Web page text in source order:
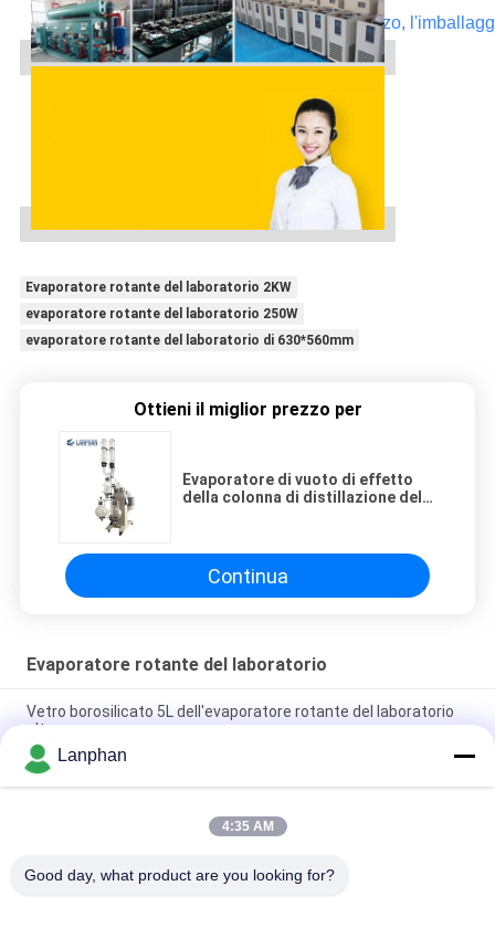
per maggiori informazioni circa il prezzo,
e lo sconto.
Evaporatore rotante del laboratorio 2KW
evaporatore rotante del laboratorio 250W
evaporatore rotante del laboratorio di 630*560mm
Ottieni il miglior prezzo per
Evaporatore di vuoto di effetto
della colonna di distillazione del
Continua
Evaporatore rotante del laboratorio
Vetro borosilicato 5L dell'evaporatore rotante del laboratorio
alto
Cristallizzatore Evaporatore CBD Distillar di vuoto
dell'evaporatore rotante del laboratorio
rotovap 2l mini alcohol distillator glass vertical tube
Lanphan
4:35 AM
Good day, what product are you looking for?